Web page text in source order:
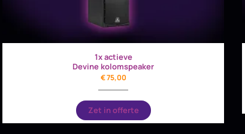
1x actieve
Devine kolomspeaker
€75,00
Zet in offerte